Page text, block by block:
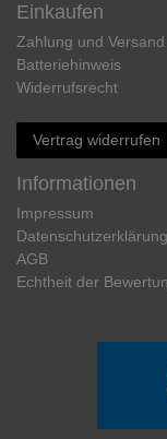
Einkaufen
Zahlung und Versand
Batteriehinweis
Widerrufs­recht
Vertrag widerrufen
Informationen
Impressum
Daten­schutz­erklärung
AGB
Echtheit der